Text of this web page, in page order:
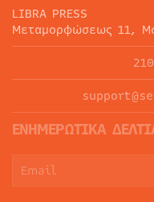
LIBRA PRESS
Μεταμορφώσεως 11,
ΕΝΗΜΕΡΩΤΙΚΑ